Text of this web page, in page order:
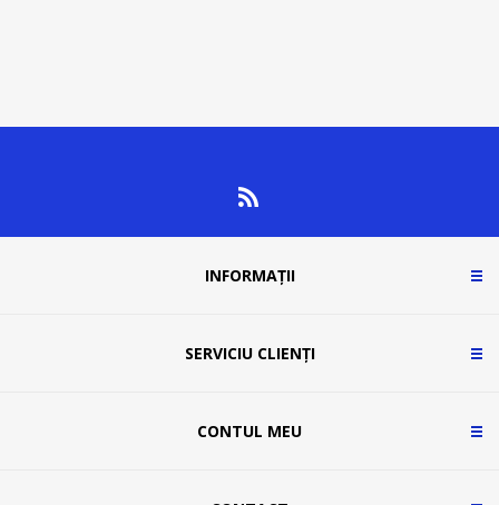
INFORMAȚII
SERVICIU CLIENȚI
CONTUL MEU